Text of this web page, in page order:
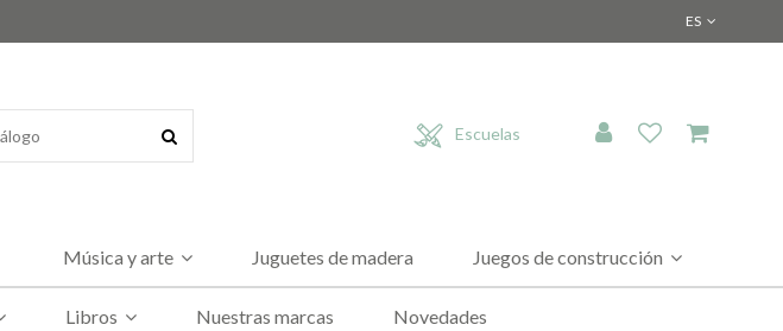
ES
Escuelas
Música y arte Juguetes de madera Juegos de construcción
Libros Nuestras marcas Novedades